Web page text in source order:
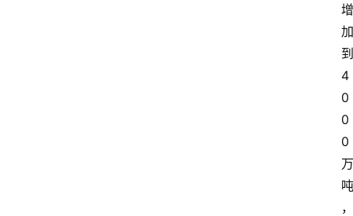
增
加
到
4
0
0
0
万
吨
，